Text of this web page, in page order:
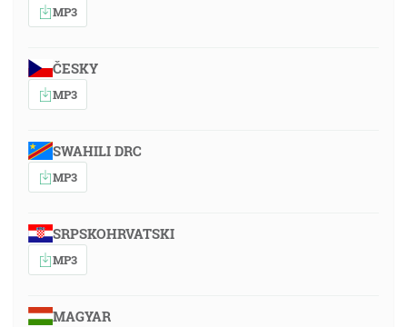
MP3
ČESKY
MP3
SWAHILI DRC
MP3
SRPSKOHRVATSKI
MP3
MAGYAR